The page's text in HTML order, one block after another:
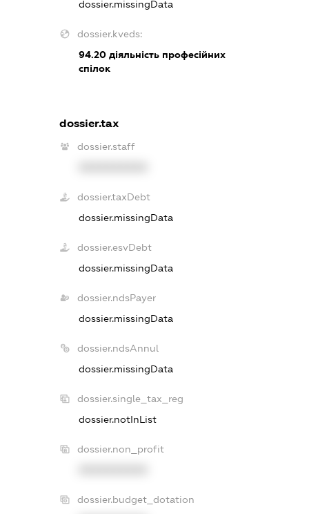
dossier.missingData
dossier.kveds:
94.20діяльність професійних
спілок
dossier.tax
dossier.staff
dossier.taxDebt
dossier.missingData
dossier.esvDebt
dossier.missingData
dossier.ndsPayer
dossier.missingData
dossier.ndsAnnul
dossier.missingData
dossier.single_tax_reg
dossier.notInList
dossier.non_profit
dossier.budget_dotation